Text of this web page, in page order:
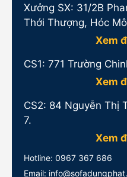
Xưởng SX: 31/2B
Thới Thượng, Hóc
Xem
CS1: 771 Trường
Xem
CS2: 84 Nguyễn Thị
7.
Xem
Hotline: 0967 367 686
Email: